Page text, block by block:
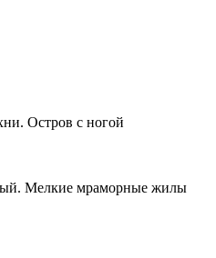
Остров с ногой
Мелкие мраморные жилы